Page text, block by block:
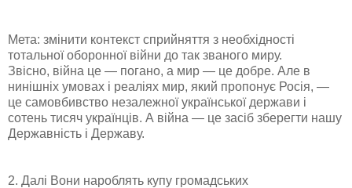
Мета: змінити контекст сприйняття з необхідності
тотальної оборонної війни до так званого миру.
Звісно, війна це — погано, а мир — це добре. Але в
нинішніх умовах і реаліях мир, який пропонує Росія, —
це самовбивство незалежної української держави і
сотень тисяч українців. А війна — це засіб зберегти нашу
Державність і Державу.
2. Далі Вони нароблять купу громадських